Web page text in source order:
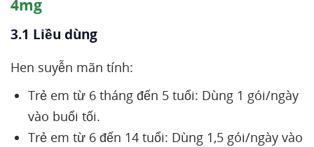
4mg
3.1 Liều dùng
Hen suyễn mãn tính:
Trẻ em từ 6 tháng đến 5 tuổi: Dùng 1 gói/ngày
vào buổi tối.
Trẻ em từ 6 đến 14 tuổi: Dùng 1,5 gói/ngày vào